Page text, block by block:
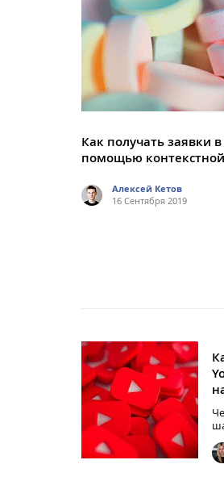
Как получать заявки
помощью
Алексей Кетов
16 Сентября 2019